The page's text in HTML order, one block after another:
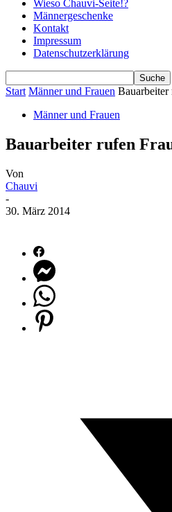
Wieso Chauvi-Seite!?
Männergeschenke
Kontakt
Impressum
Datenschutzerklärung
Start Männer und Frauen Bauarbeiter
Männer und Frauen
Bauarbeiter rufen
Von
Chauvi
-
30. März 2014